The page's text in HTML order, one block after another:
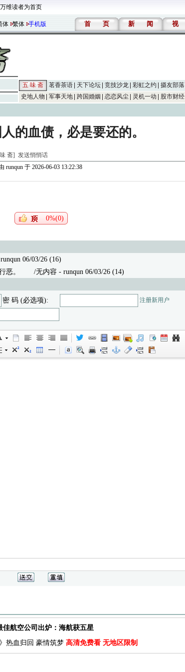
维读者为首页
体 繁体 手机版 首 页 新 闻 视
五 味 斋 茗香茶语 天下论坛 竞技沙龙 彩虹之约 摄友部落
史地人物
军事天地 跨国婚姻 恋恋风尘 灵机一动 股市财经
的血债，必是要还的。
斋] 发送悄悄话
runqun于 2026-06-03 13:22:38
0%(0)
06/03/26 (16)
恶。
/无内容 - runqun 06/03/26 (14)
密 码 (必选项): 注册新用户
航空公司出炉：海航获五星
热血归回 豪情筑梦 高清免费看 无地区限制